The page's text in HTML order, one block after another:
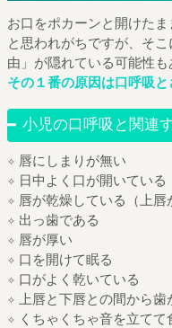
お口をポカーンと開けた
と思われがちですが、そ
由」が隠れている可能性も
その１番の原因は口呼吸と
小児の口呼吸と関連
✧ 唇にしまりが無い
✧ 日中よく口が開いている
✧ 唇が乾燥している（上唇
✧ 出っ歯である
✧ 唇が厚い
✧ 口を開けて眠る
✧ 口がよく乾いている
✧ 上唇と下唇との間から歯
✧ くちゃくちゃ音を立てて